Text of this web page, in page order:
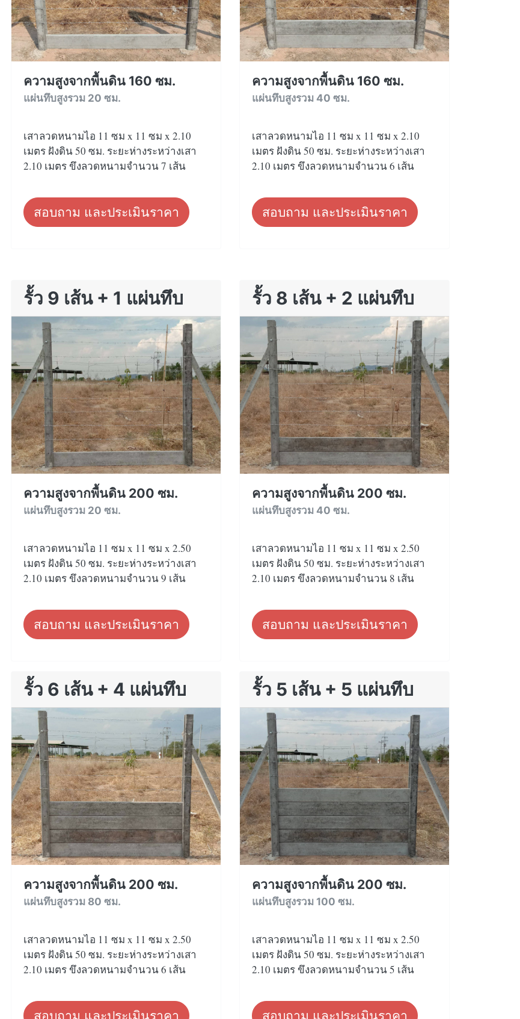
ความสูงจากพื้นดิน 160 ซม.
แผ่นทึบสูงรวม 20 ซม.
เสาลวดหนามไอ 11 ซม x 11 ซม x 2.10
เมตร ฝังดิน 50 ซม. ระยะห่างระหว่างเสา
2.10 เมตร ขึงลวดหนามจำนวน 7 เส้น
สอบถาม และประเมินราคา
ความสูงจากพื้นดิน 160 ซม.
แผ่นทึบสูงรวม 40 ซม.
เสาลวดหนามไอ 11 ซม x 11 ซม x 2.10
เมตร ฝังดิน 50 ซม. ระยะห่างระหว่างเสา
2.10 เมตร ขึงลวดหนามจำนวน 6 เส้น
สอบถาม และประเมินราคา
รั้ว 9 เส้น + 1 แผ่นทึบ
ความสูงจากพื้นดิน 200 ซม.
แผ่นทึบสูงรวม 20 ซม.
เสาลวดหนามไอ 11 ซม x 11 ซม x 2.50
เมตร ฝังดิน 50 ซม. ระยะห่างระหว่างเสา
2.10 เมตร ขึงลวดหนามจำนวน 9 เส้น
สอบถาม และประเมินราคา
รั้ว 8 เส้น + 2 แผ่นทึบ
ความสูงจากพื้นดิน 200 ซม.
แผ่นทึบสูงรวม 40 ซม.
เสาลวดหนามไอ 11 ซม x 11 ซม x 2.50
เมตร ฝังดิน 50 ซม. ระยะห่างระหว่างเสา
2.10 เมตร ขึงลวดหนามจำนวน 8 เส้น
สอบถาม และประเมินราคา
รั้ว 6 เส้น + 4 แผ่นทึบ
ความสูงจากพื้นดิน 200 ซม.
แผ่นทึบสูงรวม 80 ซม.
เสาลวดหนามไอ 11 ซม x 11 ซม x 2.50
เมตร ฝังดิน 50 ซม. ระยะห่างระหว่างเสา
2.10 เมตร ขึงลวดหนามจำนวน 6 เส้น
สอบถาม และประเมินราคา
รั้ว 5 เส้น + 5 แผ่นทึบ
ความสูงจากพื้นดิน 200 ซม.
แผ่นทึบสูงรวม 100 ซม.
เสาลวดหนามไอ 11 ซม x 11 ซม x 2.50
เมตร ฝังดิน 50 ซม. ระยะห่างระหว่างเสา
2.10 เมตร ขึงลวดหนามจำนวน 5 เส้น
สอบถาม และประเมินราคา